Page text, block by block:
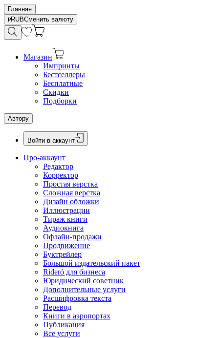
Главная
RUBСменить валюту
Магазин
Импринты
Бестселлеры
Бесплатные
Скидки
Подборки
Автору
Войти в аккаунт
Про-аккаунт
Редактор
Корректор
Простая верстка
Сложная верстка
Дизайн обложки
Иллюстрации
Тираж книги
Аудиокнига
Офлайн-продажи
Продвижение
Буктрейлер
Большой издательский пакет
Rideró для бизнеса
Юридический советник
Дополнительные услуги
Расшифровка текста
Перевод
Книги в аэропортах
Публикация
Все услуги